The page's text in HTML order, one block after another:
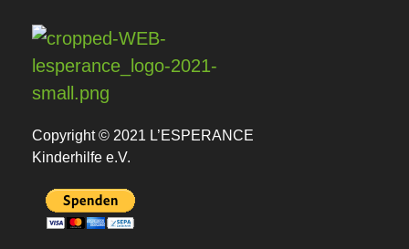
Copyright © 2021 L’ESPERANCE
Kinderhilfe e.V.